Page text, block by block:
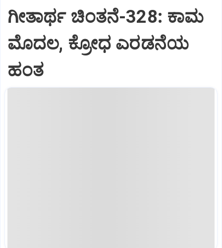
ಗೀತಾರ್ಥ ಚಿಂತನೆ-328: ಕಾಮ
ಮೊದಲ, ಕ್ರೋಧ ಎರಡನೆಯ
ಹಂತ